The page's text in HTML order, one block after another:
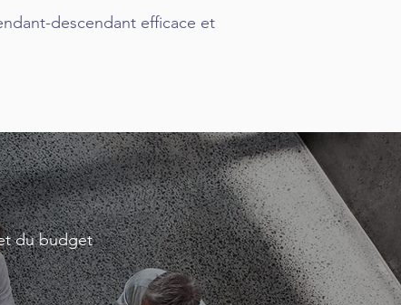
descendant efficace et
du budget